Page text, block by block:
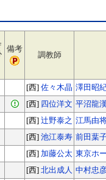
備考
調教師
[西] 佐々木晶 澤田昭
[西] 四位洋文 平沼龍漢
[西] 辻野泰之 江馬由
[西] 池江泰寿 前田葉
[西] 加藤公太 東京ホ
[西] 北出成人 中村忠